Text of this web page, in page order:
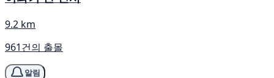
9.2 km
961건의 출몰
알림